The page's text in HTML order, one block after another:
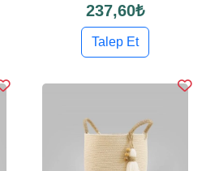
237,60₺
Talep Et